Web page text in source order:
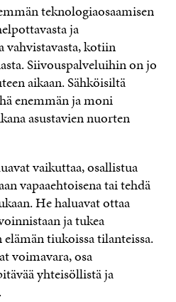
teknologiaosaamisen
ja
kotiin
Siivouspalveluihin on jo
aikaan. Sähköisiltä
enemmän ja moni
asustavien nuorten
vaikuttaa, osallistua
vapaaehtoisena tai tehdä
He haluavat ottaa
ja tukea
tiukoissa tilanteissa.
voimavara, osa
yhteisöllistä ja